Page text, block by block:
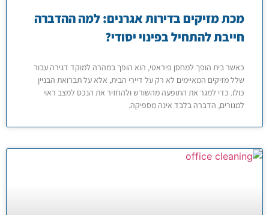
מכת מזיקים בדירות אגרנים: למה ההדברה
חייבת להתחיל בפינוי יסודי?
כאשר בית הופך למחסן פיראטי, הוא הופך במהרה למוקד דגירה עבור
שלל מזיקים המאיימים לא רק על דיירי הבית, אלא על תברואת הבניין
כולו. כדי למגר את התופעה מהשורש ולהחזיר את הנכס למצב ראוי
למגורים, הדברה בלבד אינה מספיקה.